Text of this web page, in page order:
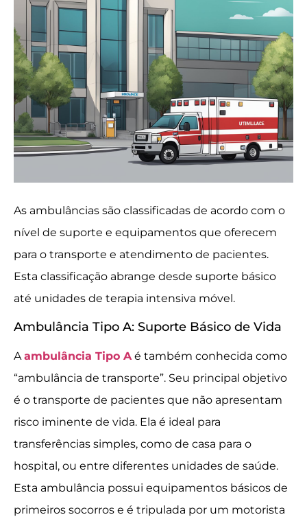
As ambulâncias são classificadas de acordo com o
nível de suporte e equipamentos que oferecem
para o transporte e atendimento de pacientes.
Esta classificação abrange desde suporte básico
até unidades de terapia intensiva móvel.
Ambulância Tipo A: Suporte Básico de Vida
A ambulância Tipo A é também conhecida como
“ambulância de transporte”. Seu principal objetivo
é o transporte de pacientes que não apresentam
risco iminente de vida. Ela é ideal para
transferências simples, como de casa para o
hospital, ou entre diferentes unidades de saúde.
Esta ambulância possui equipamentos básicos de
primeiros socorros e é tripulada por um motorista